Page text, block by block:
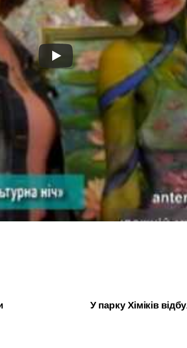
У парку Хіміків